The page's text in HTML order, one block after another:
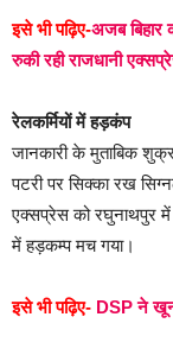
इसे भी पढ़िए-अजब बिहार
रुकी रही राजधानी
रेलकर्मियों में हड़कंप
जानकारी के मुताबिक
पटरी पर सिक्का रख
एक्सप्रेस को रघुनाथपुर में
में हड़कम्प मच गया।
इसे भी पढ़िए- DSP ने खून